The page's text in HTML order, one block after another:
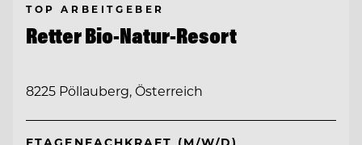
TOP ARBEITGEBER
Retter Bio-Natur-Resort
8225 Pöllauberg, Österreich